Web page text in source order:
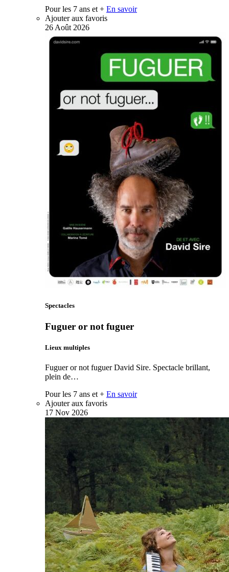
Pour les 7 ans et + En savoir
Ajouter aux favoris
26 Août 2026
Spectacles
Fuguer or not fuguer
Lieux multiples
Fuguer or not fuguer David Sire. Spectacle brillant,
plein de…
Pour les 7 ans et + En savoir
Ajouter aux favoris
17 Nov 2026